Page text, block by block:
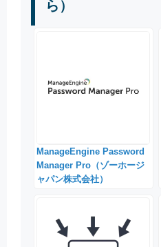
ら）
ManageEngine Password
Manager Pro（ゾーホージ
ャパン株式会社）